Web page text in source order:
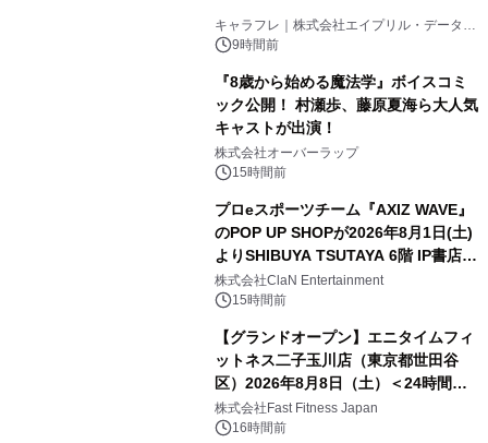
キャラフレ｜株式会社エイプリル・データ・
デザインズ
9時間前
『8歳から始める魔法学』ボイスコミ
ック公開！ 村瀬歩、藤原夏海ら大人気
キャストが出演！
株式会社オーバーラップ
15時間前
プロeスポーツチーム『AXIZ WAVE』
のPOP UP SHOPが2026年8月1日(土)
よりSHIBUYA TSUTAYA 6階 IP書店で
開催決定！！
株式会社ClaN Entertainment
15時間前
【グランドオープン】エニタイムフィ
ットネス二子玉川店（東京都世田谷
区）2026年8月8日（土）＜24時間年
中無休のフィットネスジム＞
株式会社Fast Fitness Japan
16時間前